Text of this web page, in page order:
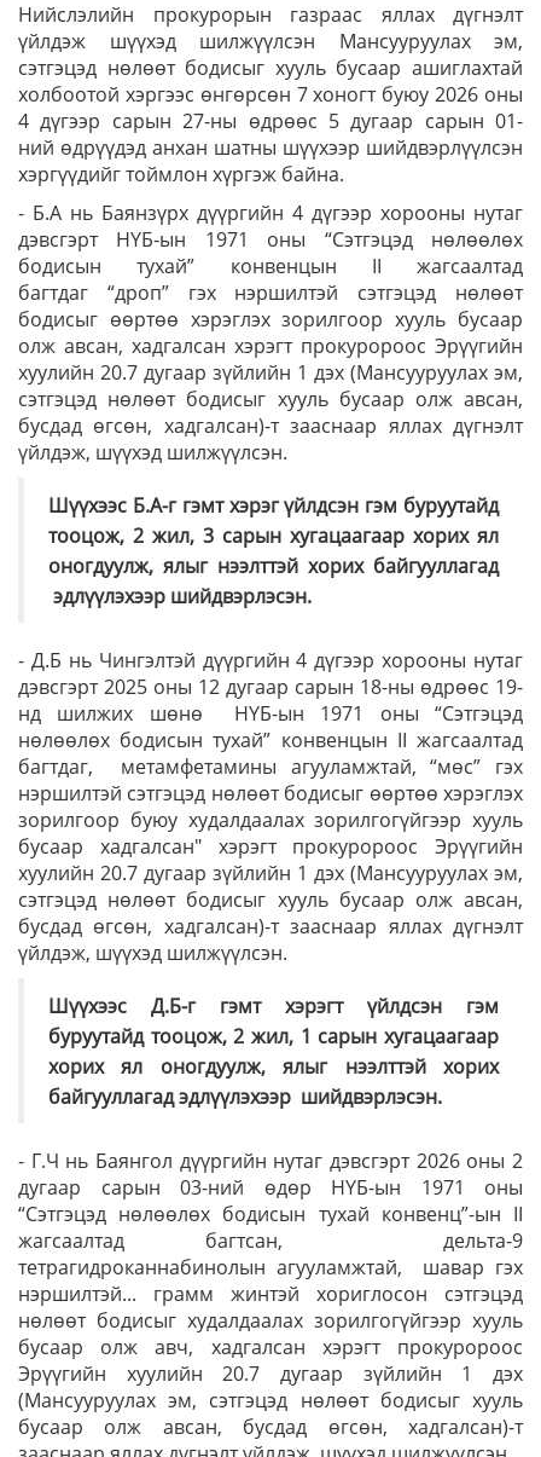
Нийслэлийн прокурорын газраас яллах дүгнэлт
үйлдэж шүүхэд шилжүүлсэн Мансууруулах эм,
сэтгэцэд нөлөөт бодисыг хууль бусаар ашиглахтай
холбоотой хэргээс өнгөрсөн 7 хоногт буюу 2026 оны
4 дүгээр сарын 27-ны өдрөөс 5 дугаар сарын 01-
ний өдрүүдэд анхан шатны шүүхээр шийдвэрлүүлсэн
хэргүүдийг тоймлон хүргэж байна.
- Б.А нь Баянзүрх дүүргийн 4 дүгээр хорооны нутаг
дэвсгэрт НҮБ-ын 1971 оны “Сэтгэцэд нөлөөлөх
бодисын тухай” конвенцын II жагсаалтад
багтдаг “дроп” гэх нэршилтэй сэтгэцэд нөлөөт
бодисыг өөртөө хэрэглэх зорилгоор хууль бусаар
олж авсан, хадгалсан хэрэгт прокуророос Эрүүгийн
хуулийн 20.7 дугаар зүйлийн 1 дэх (Мансууруулах эм,
сэтгэцэд нөлөөт бодисыг хууль бусаар олж авсан,
бусдад өгсөн, хадгалсан)-т зааснаар яллах дүгнэлт
үйлдэж, шүүхэд шилжүүлсэн.
Шүүхээс Б.А-г гэмт хэрэг үйлдсэн гэм буруутайд
тооцож, 2 жил, 3 сарын хугацаагаар хорих ял
оногдуулж, ялыг нээлттэй хорих байгууллагад
эдлүүлэхээр шийдвэрлэсэн.
- Д.Б нь Чингэлтэй дүүргийн 4 дүгээр хорооны нутаг
дэвсгэрт 2025 оны 12 дугаар сарын 18-ны өдрөөс 19-
нд шилжих шөнө НҮБ-ын 1971 оны “Сэтгэцэд
нөлөөлөх бодисын тухай” конвенцын II жагсаалтад
багтдаг, метамфетамины агууламжтай, “мөс” гэх
нэршилтэй сэтгэцэд нөлөөт бодисыг өөртөө хэрэглэх
зорилгоор буюу худалдаалах зорилгогүйгээр хууль
бусаар хадгалсан" хэрэгт прокуророос Эрүүгийн
хуулийн 20.7 дугаар зүйлийн 1 дэх (Мансууруулах эм,
сэтгэцэд нөлөөт бодисыг хууль бусаар олж авсан,
бусдад өгсөн, хадгалсан)-т зааснаар яллах дүгнэлт
үйлдэж, шүүхэд шилжүүлсэн.
Шүүхээс Д.Б-г гэмт хэрэгт үйлдсэн гэм
буруутайд тооцож, 2 жил, 1 сарын хугацаагаар
хорих ял оногдуулж, ялыг нээлттэй хорих
байгууллагад эдлүүлэхээр шийдвэрлэсэн.
- Г.Ч нь Баянгол дүүргийн нутаг дэвсгэрт 2026 оны 2
дугаар сарын 03-ний өдөр НҮБ-ын 1971 оны
“Сэтгэцэд нөлөөлөх бодисын тухай конвенц”-ын II
жагсаалтад багтсан, дельта-9
тетрагидроканнабинолын агууламжтай, шавар гэх
нэршилтэй... грамм жинтэй хориглосон сэтгэцэд
нөлөөт бодисыг худалдаалах зорилгогүйгээр хууль
бусаар олж авч, хадгалсан хэрэгт прокуророос
Эрүүгийн хуулийн 20.7 дугаар зүйлийн 1 дэх
(Мансууруулах эм, сэтгэцэд нөлөөт бодисыг хууль
бусаар олж авсан, бусдад өгсөн, хадгалсан)-т